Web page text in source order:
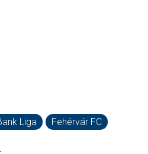
Liga Fehérvár FC